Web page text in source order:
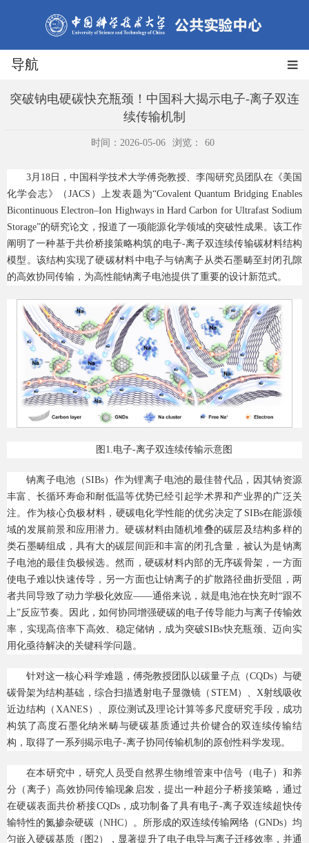
导航
突破钠电硬碳快充瓶颈！中国科大揭示电子-离子双连
续传输机制
时间：2026-05-06 浏览： 60
3月18日，中国科学技术大学傅尧教授、李闯研究员团队在《美国
化学会志》（JACS）上发表题为“Covalent Quantum Bridging Enables
Bicontinuous Electron–Ion Highways in Hard Carbon for Ultrafast Sodium
Storage”的研究论文，报道了一项能源化学领域的突破性成果。该工作
阐明了一种基于共价桥接策略构筑的电子-离子双连续传输碳材料结构
模型。该结构实现了硬碳材料中电子与钠离子从类石墨畴至封闭孔隙
的高效协同传输，为高性能钠离子电池提供了重要的设计新范式。
图1.电子-离子双连续传输示意图
钠离子电池（SIBs）作为锂离子电池的最佳替代品，因其钠资源
丰富、长循环寿命和耐低温等优势已经引起学术界和产业界的广泛关
注。作为核心负极材料，硬碳电化学性能的优劣决定了SIBs在能源领
域的发展前景和应用潜力。硬碳材料由随机堆叠的碳层及结构多样的
类石墨畴组成，具有大的碳层间距和丰富的闭孔含量，被认为是钠离
子电池的最佳负极候选。然而，硬碳材料内部的无序碳骨架，一方面
使电子难以快速传导，另一方面也让钠离子的扩散路径曲折受阻，两
者共同导致了动力学极化效应——通俗来说，就是电池在快充时“跟不
上”反应节奏。因此，如何协同增强硬碳的电子传导能力与离子传输效
率，实现高倍率下高效、稳定储钠，成为突破SIBs快充瓶颈、迈向实
用化亟待解决的关键科学问题。
针对这一核心科学难题，傅尧教授团队以碳量子点（CQDs）与硬
碳骨架为结构基础，综合扫描透射电子显微镜（STEM）、X射线吸收
近边结构（XANES）、原位测试及理论计算等多尺度研究手段，成功
构筑了高度石墨化纳米畴与硬碳基质通过共价键合的双连续传输结
构，取得了一系列揭示电子-离子协同传输机制的原创性科学发现。
在本研究中，研究人员受自然界生物维管束中信号（电子）和养
分（离子）高效协同传输现象启发，提出一种超分子桥接策略，通过
在硬碳表面共价桥接CQDs，成功制备了具有电子-离子双连续超快传
输特性的氮掺杂硬碳（NHC）。所形成的双连续传输网络（GNDs）均
匀嵌入硬碳基质（图2），显著提升了电子电导与离子迁移效率，并通